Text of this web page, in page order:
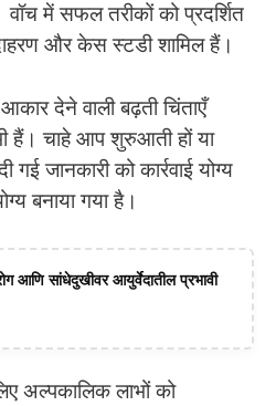
में सफल तरीकों को प्रदर्शित
और केस स्टडी शामिल हैं।
देने वाली बढ़ती चिंताएँ
हैं। चाहे आप शुरुआती हों या
जानकारी को कार्रवाई योग्य
बनाया गया है।
आणि सांधेदुखीवर आयुर्वेदातील प्रभावी
अल्पकालिक लाभों को